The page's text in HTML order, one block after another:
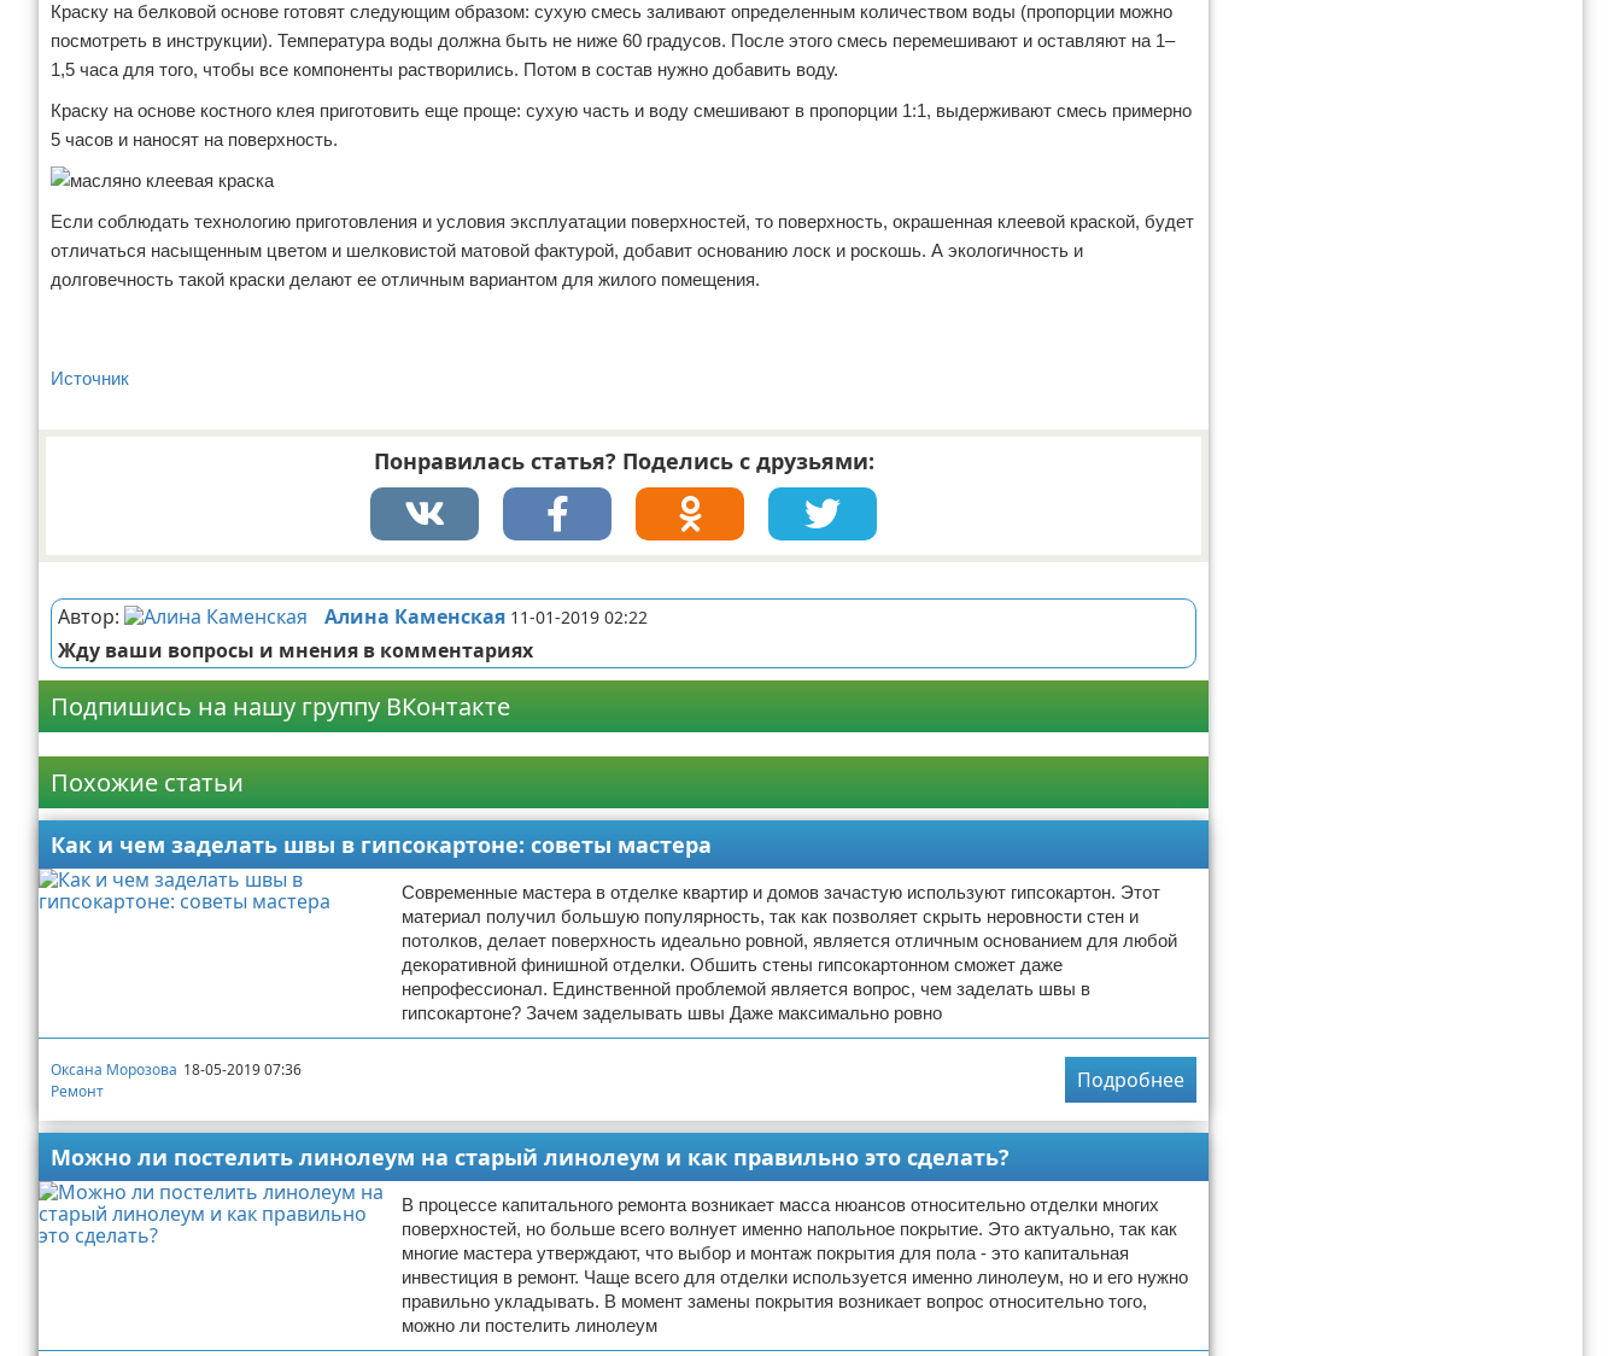
Краску на белковой основе готовят следующим образом: сухую смесь заливают определенным количеством воды (пропорции можно
посмотреть в инструкции). Температура воды должна быть не ниже 60 градусов. После этого смесь перемешивают и оставляют на 1–
1,5 часа для того, чтобы все компоненты растворились. Потом в состав нужно добавить воду.
Краску на основе костного клея приготовить еще проще: сухую часть и воду смешивают в пропорции 1:1, выдерживают смесь примерно
5 часов и наносят на поверхность.
Если соблюдать технологию приготовления и условия эксплуатации поверхностей, то поверхность, окрашенная клеевой краской, будет
отличаться насыщенным цветом и шелковистой матовой фактурой, добавит основанию лоск и роскошь. А экологичность и
долговечность такой краски делают ее отличным вариантом для жилого помещения.
Источник
Понравилась статья? Поделись с друзьями:
Автор: Алина Каменская 11-01-2019 02:22
Жду ваши вопросы и мнения в комментариях
Подпишись на нашу группу ВКонтакте
Похожие статьи
Как и чем заделать швы в гипсокартоне: советы мастера
Современные мастера в отделке квартир и домов зачастую используют гипсокартон. Этот
материал получил большую популярность, так как позволяет скрыть неровности стен и
потолков, делает поверхность идеально ровной, является отличным основанием для любой
декоративной финишной отделки. Обшить стены гипсокартонном сможет даже
непрофессионал. Единственной проблемой является вопрос, чем заделать швы в
гипсокартоне? Зачем заделывать швы Даже максимально ровно
Оксана Морозова 18-05-2019 07:36
Ремонт
Подробнее
Можно ли постелить линолеум на старый линолеум и как правильно это сделать?
В процессе капитального ремонта возникает масса нюансов относительно отделки многих
поверхностей, но больше всего волнует именно напольное покрытие. Это актуально, так как
многие мастера утверждают, что выбор и монтаж покрытия для пола - это капитальная
инвестиция в ремонт. Чаще всего для отделки используется именно линолеум, но и его нужно
правильно укладывать. В момент замены покрытия возникает вопрос относительно того,
можно ли постелить линолеум